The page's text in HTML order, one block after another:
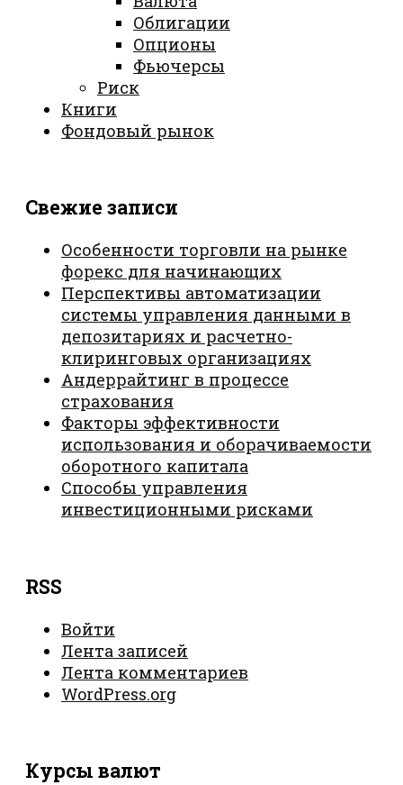
Облигации
Опционы
Фьючерсы
Риск
Книги
Фондовый рынок
Свежие записи
Особенности торговли на рынке
форекс для начинающих
Перспективы автоматизации
системы управления данными в
депозитариях и расчетно-
клиринговых организациях
Андеррайтинг в процессе
страхования
Факторы эффективности
использования и оборачиваемости
оборотного капитала
Способы управления
инвестиционными рисками
RSS
Войти
Лента записей
Лента комментариев
WordPress.org
Курсы валют